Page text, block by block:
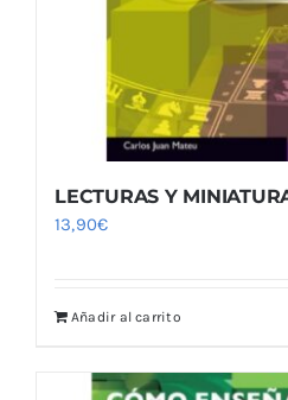
LECTURAS Y
13,90€
Añadir al carrito